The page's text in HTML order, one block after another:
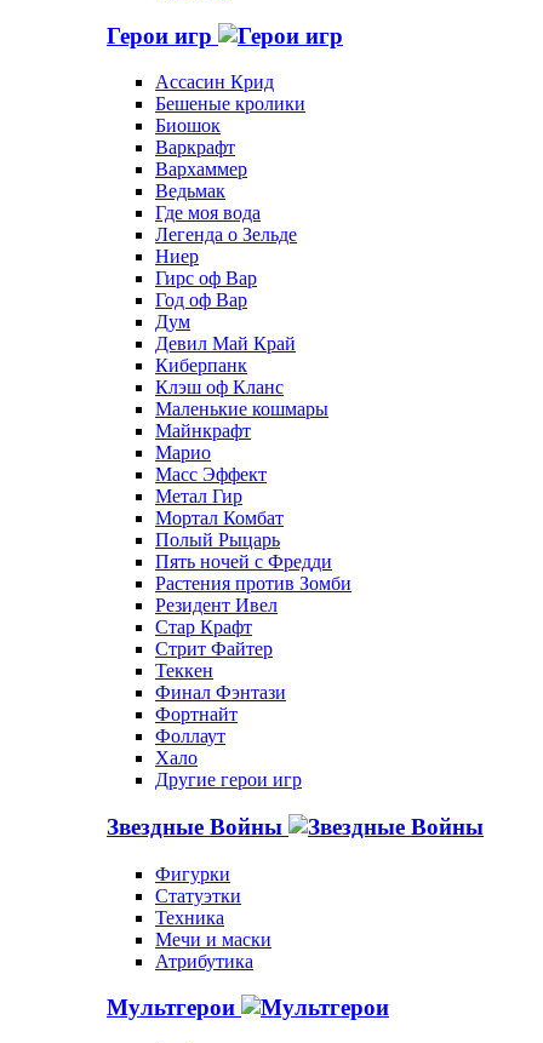
Герои игр
Ассасин Крид
Бешеные кролики
Биошок
Варкрафт
Вархаммер
Ведьмак
Где моя вода
Легенда о Зельде
Ниер
Гирс оф Вар
Год оф Вар
Дум
Девил Май Край
Киберпанк
Клэш оф Кланс
Маленькие кошмары
Майнкрафт
Марио
Масс Эффект
Метал Гир
Мортал Комбат
Полый Рыцарь
Пять ночей с Фредди
Растения против Зомби
Резидент Ивел
Стар Крафт
Стрит Файтер
Теккен
Финал Фэнтази
Фортнайт
Фоллаут
Хало
Другие герои игр
Звездные Войны
Фигурки
Статуэтки
Техника
Мечи и маски
Атрибутика
Мультгерои